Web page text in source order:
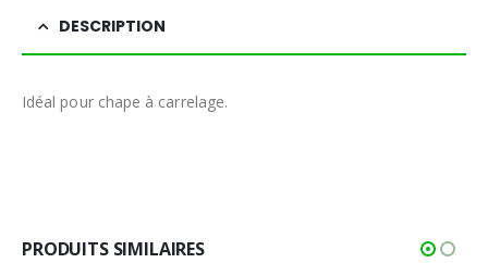
DESCRIPTION
Idéal pour chape à carrelage.
PRODUITS SIMILAIRES